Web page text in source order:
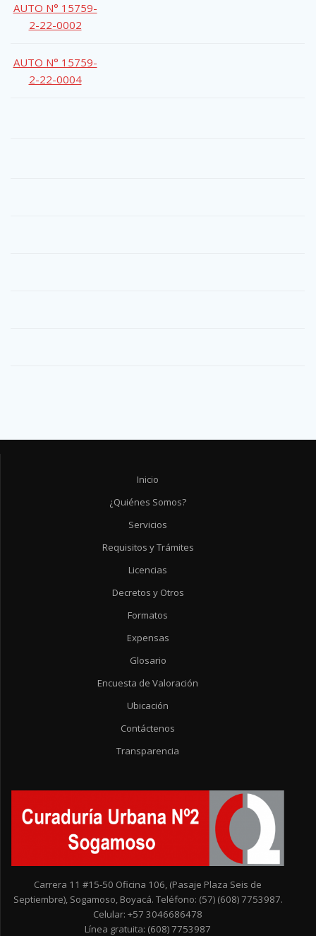
AUTO N° 15759-
2-22-0002
AUTO N° 15759-
2-22-0004
Inicio
¿Quiénes Somos?
Servicios
Requisitos y Trámites
Licencias
Decretos y Otros
Formatos
Expensas
Glosario
Encuesta de Valoración
Ubicación
Contáctenos
Transparencia
Carrera 11 #15-50 Oficina 106, (Pasaje Plaza Seis de
Septiembre), Sogamoso, Boyacá. Teléfono: (57) (608) 7753987.
Celular: +57 3046686478
Línea gratuita: (608) 7753987